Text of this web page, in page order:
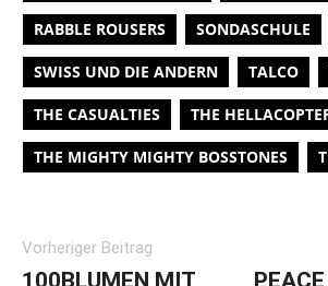
RABBLE ROUSERS SONDASCHULE
SWISS UND DIE ANDERN TALCO
THE CASUALTIES THE
THE MIGHTY MIGHTY BOSSTONES
Vorheriger Beitrag
100BLUMEN MIT